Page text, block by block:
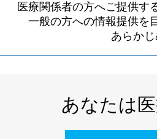
医療関係者の方へご提供す
一般の方への情報提供を
あらか
あなたは